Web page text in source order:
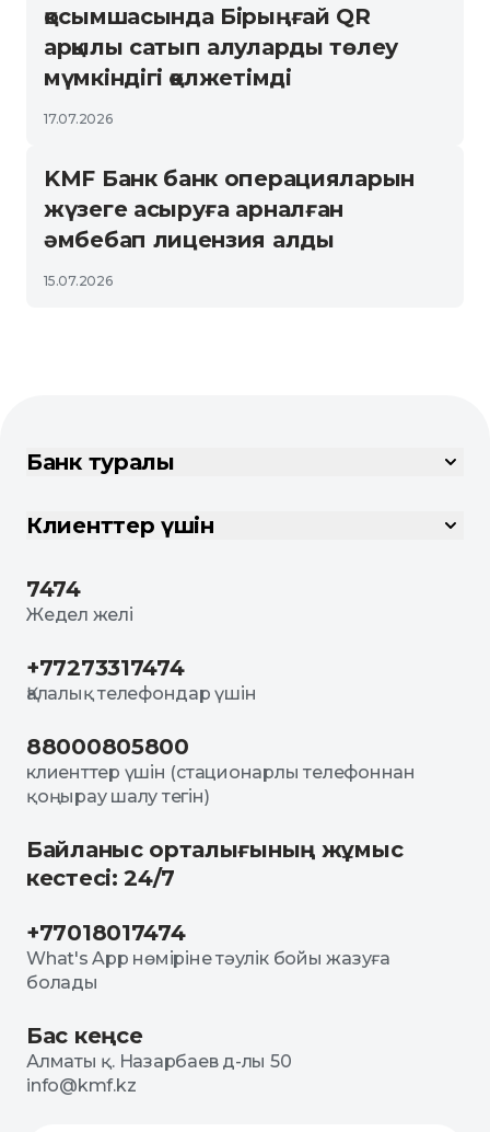
қосымшасында Бірыңғай QR
арқылы сатып алуларды төлеу
мүмкіндігі қолжетімді
17.07.2026
KMF Банк банк операцияларын
жүзеге асыруға арналған
әмбебап лицензия алды
15.07.2026
Банк туралы
Клиенттер үшін
7474
Жедел желі
+77273317474
Қалалық телефондар үшін
88000805800
клиенттер үшін (стационарлы телефоннан
қоңырау шалу тегін)
Байланыс орталығының жұмыс
кестесі: 24/7
+77018017474
What's App нөміріне тәулік бойы жазуға
болады
Бас кеңсе
Алматы қ. Назарбаев д-лы 50
info@kmf.kz